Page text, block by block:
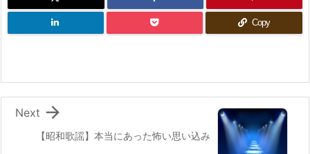
Copy
【昭和歌謡】本当にあった怖い思い込み

Next